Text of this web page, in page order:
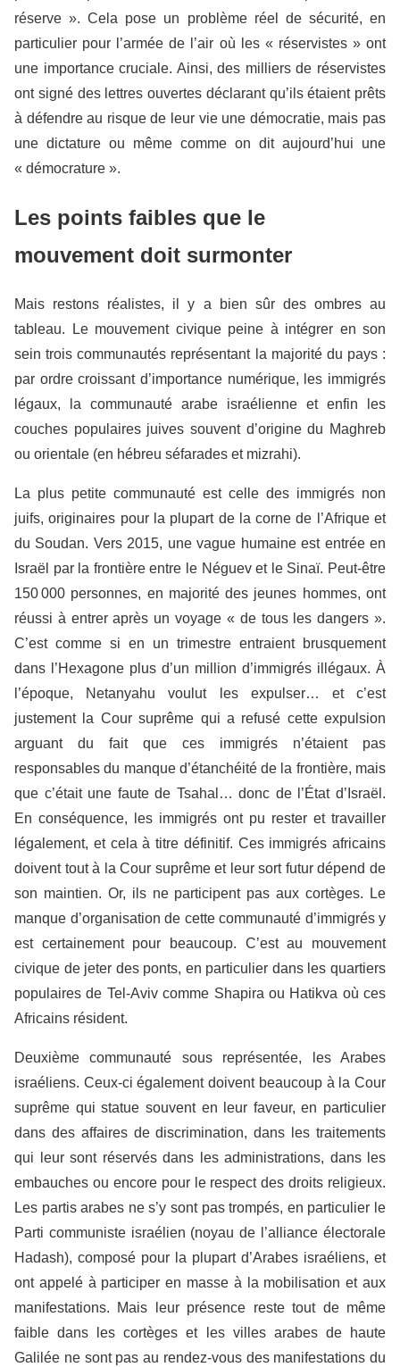
réserve ». Cela pose un problème réel de sécurité, en
particulier pour l’armée de l’air où les « réservistes » ont
une importance cruciale. Ainsi, des milliers de réservistes
ont signé des lettres ouvertes déclarant qu’ils étaient prêts
à défendre au risque de leur vie une démocratie, mais pas
une dictature ou même comme on dit aujourd’hui une
« démocrature ».
Les points faibles que le
mouvement doit surmonter
Mais restons réalistes, il y a bien sûr des ombres au
tableau. Le mouvement civique peine à intégrer en son
sein trois communautés représentant la majorité du pays :
par ordre croissant d’importance numérique, les immigrés
légaux, la communauté arabe israélienne et enfin les
couches populaires juives souvent d’origine du Maghreb
ou orientale (en hébreu séfarades et mizrahi).
La plus petite communauté est celle des immigrés non
juifs, originaires pour la plupart de la corne de l’Afrique et
du Soudan. Vers 2015, une vague humaine est entrée en
Israël par la frontière entre le Néguev et le Sinaï. Peut-être
150 000 personnes, en majorité des jeunes hommes, ont
réussi à entrer après un voyage « de tous les dangers ».
C’est comme si en un trimestre entraient brusquement
dans l’Hexagone plus d’un million d’immigrés illégaux. À
l’époque, Netanyahu voulut les expulser… et c’est
justement la Cour suprême qui a refusé cette expulsion
arguant du fait que ces immigrés n’étaient pas
responsables du manque d’étanchéité de la frontière, mais
que c’était une faute de Tsahal… donc de l’État d’Israël.
En conséquence, les immigrés ont pu rester et travailler
légalement, et cela à titre définitif. Ces immigrés africains
doivent tout à la Cour suprême et leur sort futur dépend de
son maintien. Or, ils ne participent pas aux cortèges. Le
manque d’organisation de cette communauté d’immigrés y
est certainement pour beaucoup. C’est au mouvement
civique de jeter des ponts, en particulier dans les quartiers
populaires de Tel-Aviv comme Shapira ou Hatikva où ces
Africains résident.
Deuxième communauté sous représentée, les Arabes
israéliens. Ceux-ci également doivent beaucoup à la Cour
suprême qui statue souvent en leur faveur, en particulier
dans des affaires de discrimination, dans les traitements
qui leur sont réservés dans les administrations, dans les
embauches ou encore pour le respect des droits religieux.
Les partis arabes ne s’y sont pas trompés, en particulier le
Parti communiste israélien (noyau de l’alliance électorale
Hadash), composé pour la plupart d’Arabes israéliens, et
ont appelé à participer en masse à la mobilisation et aux
manifestations. Mais leur présence reste tout de même
faible dans les cortèges et les villes arabes de haute
Galilée ne sont pas au rendez-vous des manifestations du